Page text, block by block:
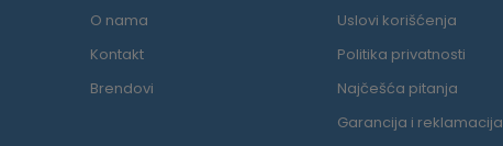
O nama
Kontakt
Brendovi
Uslovi korišćenja
Politika privatnosti
Najčešća pitanja
Garancija i reklamacija